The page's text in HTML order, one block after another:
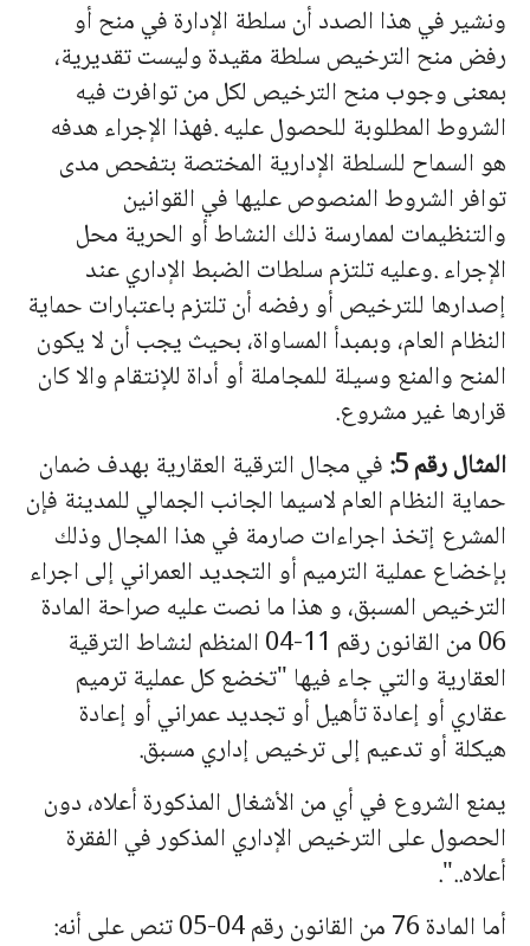
ونشير في هذا الصدد أن سلطة الإدارة في منح أو
رفض منح الترخيص سلطة مقيدة وليست تقديرية،
بمعنى وجوب منح الترخيص لكل من توافرت فيه
الشروط المطلوبة للحصول عليه .فهذا الإجراء هدفه
هو السماح للسلطة الإدارية المختصة بتفحص مدى
توافر الشروط المنصوص عليها في القوانين
والتنظيمات لممارسة ذلك النشاط أو الحرية محل
الإجراء .وعليه تلتزم سلطات الضبط الإداري عند
إصدارها للترخيص أو رفضه أن تلتزم باعتبارات حماية
النظام العام، وبمبدأ المساواة، بحيث يجب أن لا يكون
المنح والمنع وسيلة للمجاملة أو أداة للإنتقام والا كان
قرارها غير مشروع.
المثال رقم 5:
في مجال الترقية العقارية بهدف ضمان
حماية النظام العام لاسيما الجانب الجمالي للمدينة فإن
المشرع إتخذ اجراءات صارمة في هذا المجال وذلك
بإخضاع عملية الترميم أو التجديد العمراني إلى اجراء
الترخيص المسبق، و هذا ما نصت عليه صراحة المادة
06 من القانون رقم 11-04 المنظم لنشاط الترقية
العقارية والتي جاء فيها "تخضع كل عملية ترميم
عقاري أو إعادة تأهيل أو تجديد عمراني أو إعادة
هيكلة أو تدعيم إلى ترخيص إداري مسبق.
يمنع الشروع في أي من الأشغال المذكورة أعلاه، دون
الحصول على الترخيص الإداري المذكور في الفقرة
أعلاه..".
أما المادة 76 من القانون رقم 04-05 تنص على أنه: